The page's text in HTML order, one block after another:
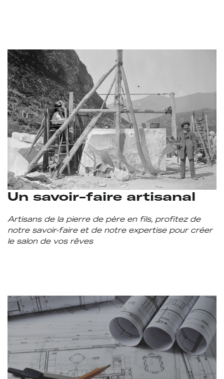
Un savoir-faire artisanal
Artisans de la pierre de père en fils, profitez de
notre savoir-faire et de notre expertise pour créer
le salon de vos rêves